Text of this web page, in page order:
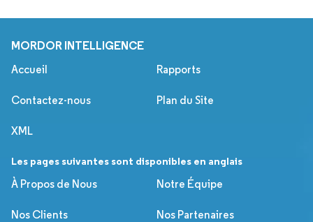
MORDOR INTELLIGENCE
Accueil Rapports
Contactez-nous Plan du Site
XML
Les pages suivantes sont disponibles en anglais
À Propos de Nous
Notre Équipe
Nos Clients Nos Partenaires